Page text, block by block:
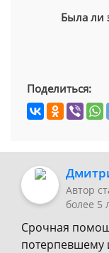
Была ли
Поделиться:
Автор
более 5
Срочная
потерпевшему